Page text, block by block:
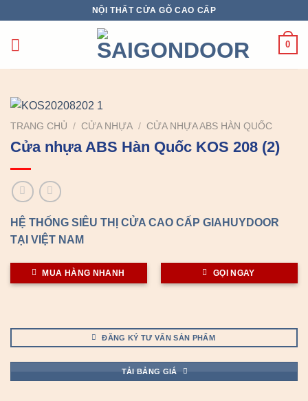
nội
NỘI THẤT CỬA GỖ CAO CẤP
0
TRANG CHỦ / CỬA NHỰA / CỬA NHỰA ABS HÀN QUỐC
Cửa nhựa ABS Hàn Quốc KOS 208 (2)
HỆ THỐNG SIÊU THỊ CỬA CAO CẤP GIAHUYDOOR
TẠI VIỆT NAM
MUA HÀNG NHANH GỌI NGAY
ĐĂNG KÝ TƯ VẤN SẢN PHẨM
TẢI BẢNG GIÁ